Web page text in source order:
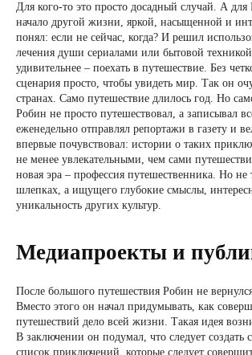
Для кого-то это просто досадный случай. А
начало другой жизни, яркой, насыщенной и
понял: если не сейчас, когда? И решил
лечения души сериалами или бытовой
удивительнее – поехать в путешествие. Без
сценария просто, чтобы увидеть мир. Так он
странах. Само путешествие длилось год. Но
Робин не просто путешествовал, а записывал
еженедельно отправлял репортажи в газету и
впервые почувствовал: истории о таких
не менее увлекательными, чем сами
новая эра – профессия путешественника. Но не
шлепках, а ищущего глубокие смыслы,
уникальность других культур.
Медиапроекты и
После большого путешествия Робин не
Вместо этого он начал придумывать, как
путешествий дело всей жизни. Такая идея
В заключении он подумал, что следует создать
список приключений, которые следует